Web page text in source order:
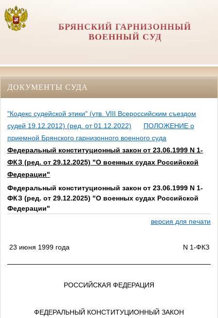
БРЯНСКИЙ ГАРНИЗОННЫЙ
ВОЕННЫЙ СУД
ДОКУМЕНТЫ СУДА
"Кодекс судейской этики" (утв. VIII Всероссийским съездом
судей 19.12.2012) (ред. от 01.12.2022)
ПОЛОЖЕНИЕ о
приемной Брянского гарнизонного военного суда
Федеральный конституционный закон от 23.06.1999 N 1-
ФКЗ (ред. от 29.12.2025) "О военных судах Российской
Федерации"
Федеральный конституционный закон от 23.06.1999 N 1-
ФКЗ (ред. от 29.12.2025) "О военных судах Российской
Федерации"
версия для печати
23 июня 1999 года N 1-ФКЗ
РОССИЙСКАЯ ФЕДЕРАЦИЯ
ФЕДЕРАЛЬНЫЙ КОНСТИТУЦИОННЫЙ ЗАКОН